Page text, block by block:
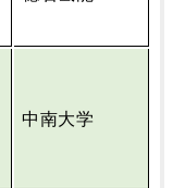
中南大学